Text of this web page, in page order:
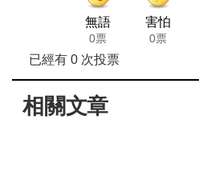
無語
0票
害怕
0票
已經有 0次投票
相關文章